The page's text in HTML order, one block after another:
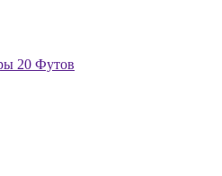
20 Футов